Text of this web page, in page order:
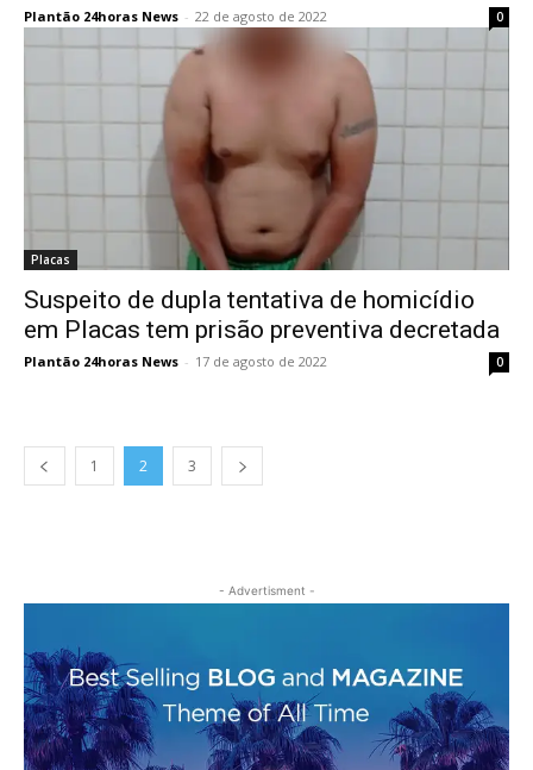
Plantão 24horas News - 22 de agosto de 2022 0
Placas
Suspeito de dupla tentativa de homicídio
em Placas tem prisão preventiva decretada
Plantão 24horas News - 17 de agosto de 2022 0
1 2 3
- Advertisment -